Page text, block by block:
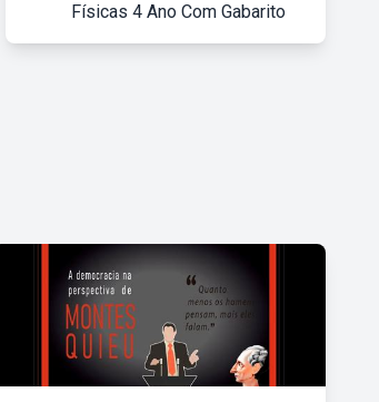
Físicas 4 Ano Com Gabarito